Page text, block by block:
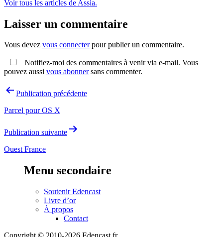
Voir tous les articles de Assia.
Laisser un commentaire
Vous devez vous connecterpour publier un commentaire.
Notifiez-moi des commentaires à venir via e-mail. Vous
pouvez aussi vous abonnersans commenter.
Navigation
l’article
Publication précédente
Parcel pour OS X
Publication suivante
Ouest France
Menu secondaire
Soutenir Edencast
Livre d’or
À propos
Contact